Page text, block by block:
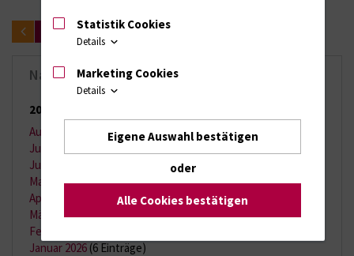
zurück
Nachrichten-Archiv
2026
August 2026
(2 Einträge)
Juli 2026
(11 Einträge)
Juni 2026
Mai 2026(9 Einträge)
April 2026
(11 Einträge)
März 2026(7 Einträge)
Februar 2026
Januar 2026 (6 Einträge)
Statistik Cookies
Details
Marketing Cookies
Details
Eigene Auswahl bestätigen
oder
Alle Cookies bestätigen